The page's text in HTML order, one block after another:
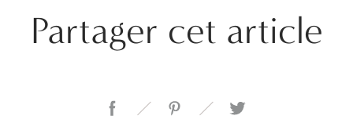
Partager cet article